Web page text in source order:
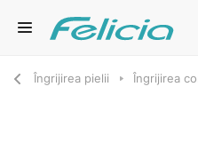
Îngrijirea pielii Îngrijirea